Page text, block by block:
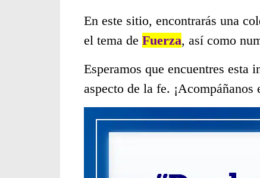
En este sitio, encontrarás una
el tema de Fuerza, así como
Esperamos que encuentres esta
aspecto de la fe.